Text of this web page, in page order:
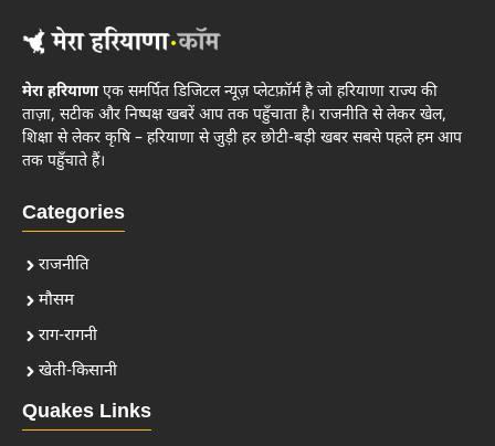
मेरा हरियाणाएक समर्पित डिजिटल न्यूज़ प्लेटफ़ॉर्म है जो हरियाणा राज्य की
ताज़ा, सटीक और निष्पक्ष खबरें आप तक पहुँचाता है। राजनीति से लेकर खेल,
शिक्षा से लेकर कृषि – हरियाणा से जुड़ी हर छोटी-बड़ी खबर सबसे पहले हम आप
तक पहुँचाते हैं।
Categories
राजनीति
मौसम
राग-रागनी
खेती-किसानी
Quakes Links